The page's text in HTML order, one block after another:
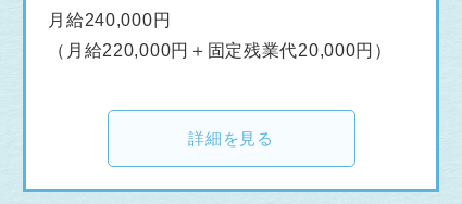
月給240,000円
（月給220,000円＋固定残業代20,000円）
詳細を見る